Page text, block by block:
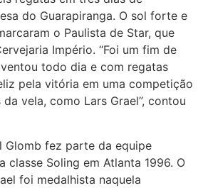
do Guarapiranga. O sol forte e
o Paulista de Star, que
Império. “Foi um fim de
todo dia e com regatas
pela vitória em uma competição
vela, como Lars Grael”, contou
Glomb fez parte da equipe
classe Soling em Atlanta 1996. O
foi medalhista naquela